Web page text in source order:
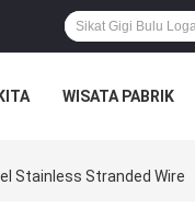
WISATA PABRIK
Stainless Stranded Wire